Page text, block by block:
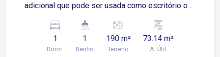
adicional que pode ser usada como escritório ou
espaçosa Cozinha ampla Depósito Lavanderia
Quintal grande, com parte coberta nos fundos
Localização Privilegiada: A região é mista
1
Dorm.
1
Banho
190 m²
Terreno
73.14 m²
A. Útil